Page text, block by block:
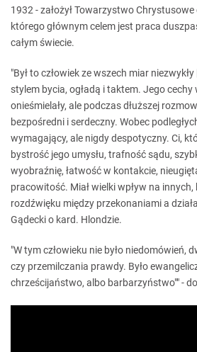
1932 - założył Towarzystwo
którego głównym celem jest praca
całym świecie.
"Był to człowiek ze wszech miar
stylem bycia, ogładą i taktem. Jego
onieśmielały, ale podczas dłuższej
bezpośredni i serdeczny. Wobec
wymagający, ale nigdy despotyczny. Ci,
bystrość jego umysłu, trafność sądu,
wyobraźnię, łatwość w kontakcie,
pracowitość. Miał wielki wpływ na innych,
rozdźwięku między przekonaniami a
Gądecki o kard. Hlondzie.
"W tym człowieku nie było niedomówień,
czy przemilczania prawdy. Było
chrześcijaństwo, albo barbarzyństwo"" -